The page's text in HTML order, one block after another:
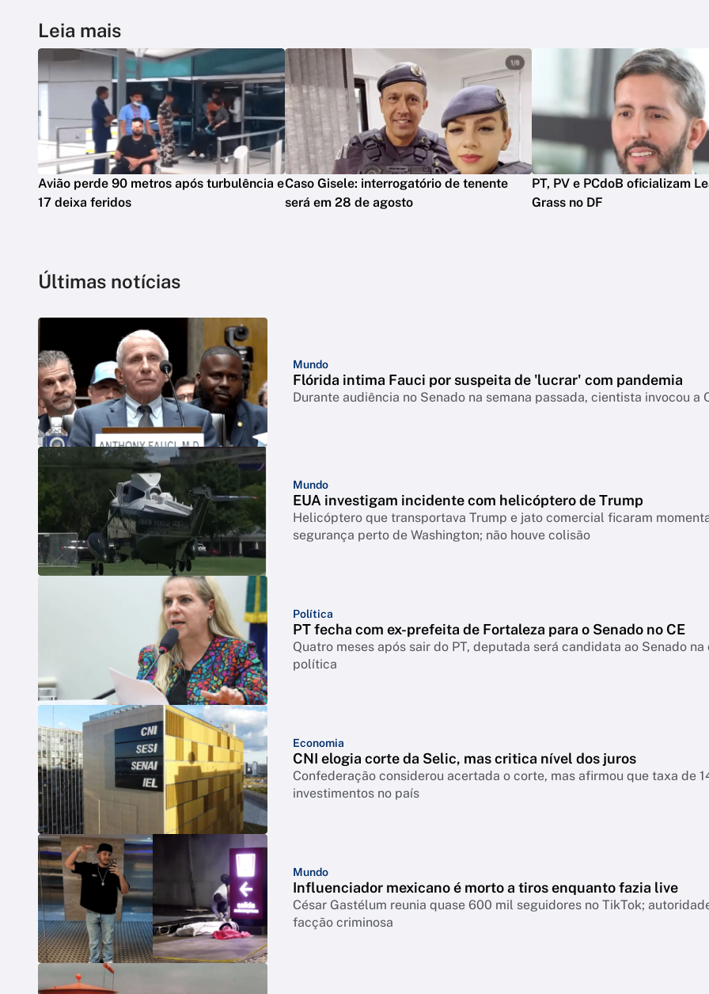
Leia mais
Avião perde 90 metros após turbulência e
17 deixa feridos
Caso Gisele: interrogatório de tenente
será em 28 de agosto
PT, PV e PCdoB oficializam
Grass no DF
Últimas notícias
Mundo
Flórida intima Fauci por suspeita de 'lucrar' com pandemia
Durante audiência no Senado na semana passada, cientista invocou
Mundo
EUA investigam incidente com helicóptero de Trump
Helicóptero que transportava Trump e jato comercial ficaram
segurança perto de Washington; não houve colisão
Política
PT fecha com ex-prefeita de Fortaleza para o Senado no CE
Quatro meses após sair do PT, deputada será candidata ao Senado
política
Economia
CNI elogia corte da Selic, mas critica nível dos juros
Confederação considerou acertada o corte, mas afirmou que taxa de 14% continua pressionando empresas,
investimentos no país
Mundo
Influenciador mexicano é morto a tiros enquanto fazia live
César Gastélum reunia quase 600 mil seguidores no TikTok;
facção criminosa